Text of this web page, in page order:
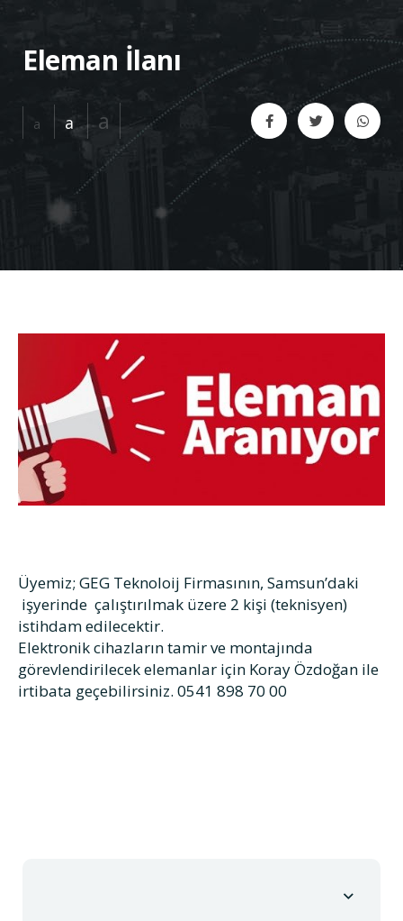
Eleman İlanı
a a a
Üyemiz; GEG Teknoloij Firmasının, Samsun’daki
işyerinde çalıştırılmak üzere 2 kişi (teknisyen)
istihdam edilecektir.
Elektronik cihazların tamir ve montajında
görevlendirilecek elemanlar için Koray Özdoğan ile
irtibata geçebilirsiniz. 0541 898 70 00